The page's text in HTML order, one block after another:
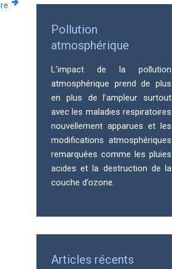
Pollution
atmosphérique
L’impact de la pollution
atmosphérique prend de plus
en plus de l’ampleur surtout
avec les maladies respiratoires
nouvellement apparues et les
modifications atmosphériques
remarquées comme les pluies
acides et la destruction de la
couche d’ozone.
Articles récents